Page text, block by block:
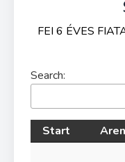
FEI 6 ÉVES
Search:
Start